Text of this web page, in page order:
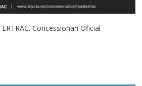
Concessionari Oficial